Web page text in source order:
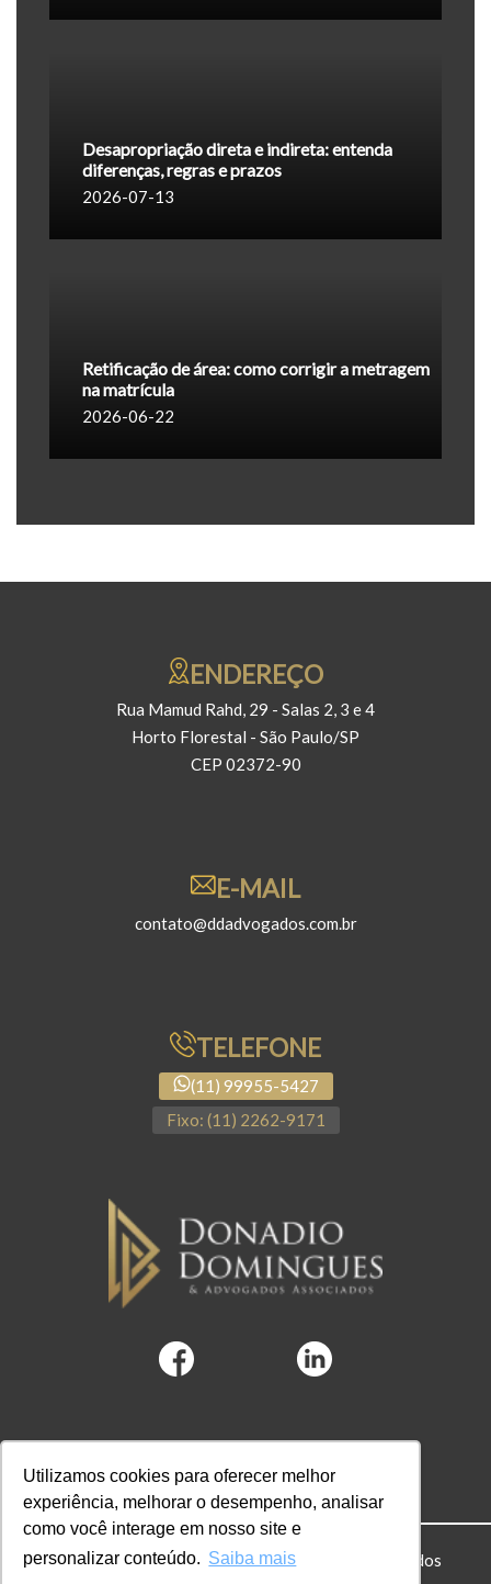
Utilizamos cookies para oferecer melhor
experiência, melhorar o desempenho, analisar
como você interage em nosso site e
personalizar conteúdo. Saiba mais
Desapropriação direta e indireta: entenda
diferenças, regras e prazos
2026-07-13
Retificação de área: como corrigir a metragem
na matrícula
2026-06-22
ENDEREÇO
Rua Mamud Rahd, 29 - Salas 2, 3 e 4
Horto Florestal - São Paulo/SP
CEP 02372-90
E-MAIL
contato@ddadvogados.com.br
TELEFONE
(11) 99955-5427
Fixo: (11) 2262-9171
© 2022 DD Advogados. Todos os direitos reservados